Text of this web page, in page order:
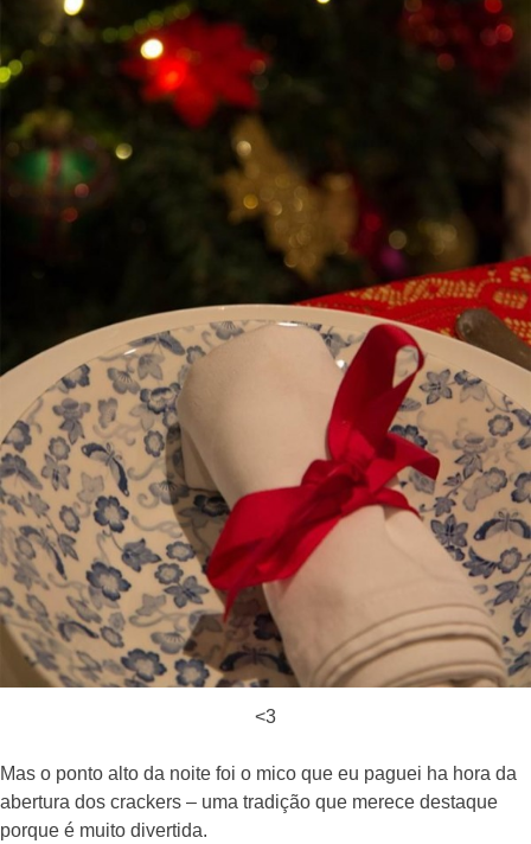
<3
Mas o ponto alto da noite foi o mico que eu paguei ha hora da
abertura dos crackers – uma tradição que merece destaque
porque é muito divertida.